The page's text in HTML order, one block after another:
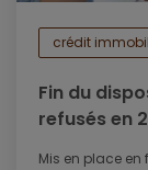
crédit
Fin du
refusés en
Mis en place en